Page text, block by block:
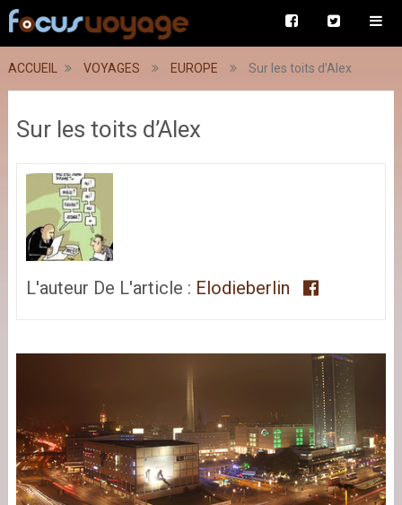
ACCUEIL VOYAGES EUROPE Sur les toits d’Alex
Sur les toits d’Alex
L'auteur De L'article : Elodieberlin